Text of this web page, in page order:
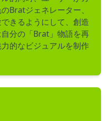
Bratジェネレーター、
きるようにして、創造
分の「Brat」物語を再
的なビジュアルを制作